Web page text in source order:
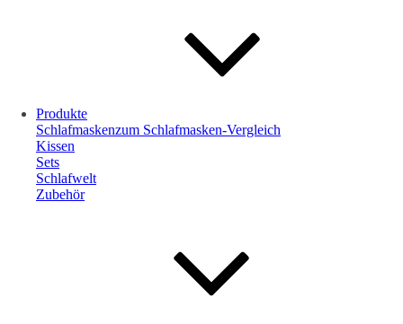
Produkte
Schlafmasken
Kissen
Sets
Schlafwelt
Zubehör
zum Schlafmasken-Vergleich